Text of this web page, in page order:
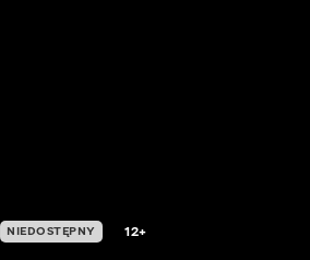
NIEDOSTĘPNY 12+